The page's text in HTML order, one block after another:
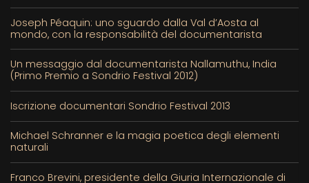
Joseph Péaquin: uno sguardo dalla Val d’Aosta al
mondo, con la responsabilità del documentarista
Un messaggio dal documentarista Nallamuthu, India
(Primo Premio a Sondrio Festival 2012)
Iscrizione documentari Sondrio Festival 2013
Michael Schranner e la magia poetica degli elementi
naturali
Franco Brevini, presidente della Giuria Internazionale di